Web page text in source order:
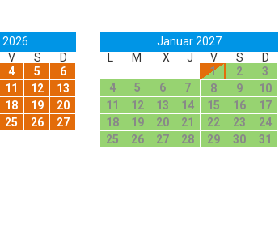
2026
V S
D
4 5
6
11 12
13
18 19
20
25 26
27
Januar 2027
M X J V S
D
1
2
3
4
5 6 7 8 9
10
11
12 13 14 15 16
17
18
19 20 21 22 23
24
25
26 27 28 29 30 31